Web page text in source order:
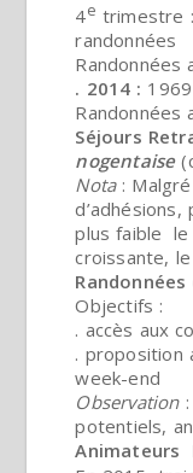
4e trimestre
randonnées
Randonnées
. 2014 :
Randonnées
Séjours
nogentaise
Nota:
plus faible
croissante,
Objectifs :
. accès aux
. proposition
week-end
Observation:
potentiels,
Animateurs